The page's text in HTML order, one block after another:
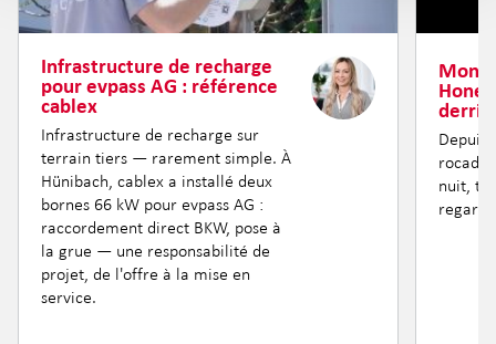
Infrastructure de recharge
pour evpass AG : référence
cablex
Infrastructure de recharge sur
terrain tiers — rarement simple. À
Hünibach, cablex a installé deux
bornes 66 kW pour evpass AG :
raccordement direct BKW, pose à
la grue — une responsabilité de
projet, de l'offre à la mise en
service.
Depuis
rocade
nuit,
regard